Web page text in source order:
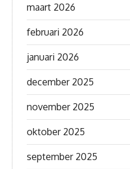
maart 2026
februari 2026
januari 2026
december 2025
november 2025
oktober 2025
september 2025